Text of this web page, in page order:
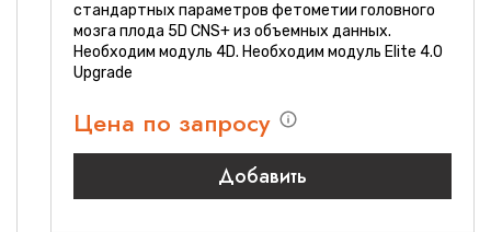
стандартных параметров фетометии головного
мозга плода 5D CNS+ из объемных данных.
Необходим модуль 4D. Необходим модуль Elite 4.0
Upgrade
Цена по запросу
Добавить